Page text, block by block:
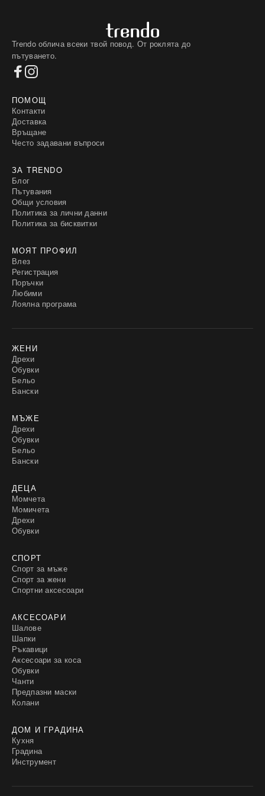
Trendo облича всеки твой повод. От роклята до
пътуването.
ПОМОЩ
Контакти
Доставка
Връщане
Често задавани въпроси
ЗА TRENDO
Блог
Пътувания
Общи условия
Политика за лични данни
Политика за бисквитки
МОЯТ ПРОФИЛ
Влез
Регистрация
Поръчки
Любими
Лоялна програма
ЖЕНИ
Дрехи
Обувки
Бельо
Бански
МЪЖЕ
Дрехи
Обувки
Бельо
Бански
ДЕЦА
Момчета
Момичета
Дрехи
Обувки
СПОРТ
Спорт за мъже
Спорт за жени
Спортни аксесоари
АКСЕСОАРИ
Шалове
Шапки
Ръкавици
Аксесоари за коса
Обувки
Чанти
Предпазни маски
Колани
ДОМ И ГРАДИНА
Кухня
Градина
Инструмент